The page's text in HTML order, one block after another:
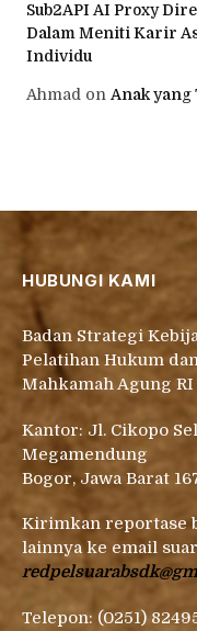
Sub2API AI Proxy
Dalam Meniti Karir
Individu
Ahmad on Anak yang
HUBUNGI KAMI
Badan Strategi
Pelatihan Hukum
Mahkamah Agung RI
Kantor: Jl. Cikopo
Megamendung
Bogor, Jawa Barat
Kirimkan reportase
lainnya ke email
Telepon: (0251)